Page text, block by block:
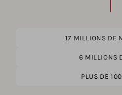
17 MILLIONS DE
6 MILLIONS
PLUS DE